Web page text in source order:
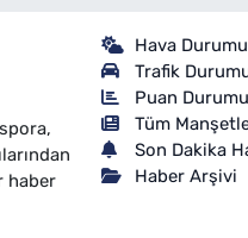
haber
Hava Durumu
Trafik
Puan
Tüm
Son Dakika
Haber Arşivi